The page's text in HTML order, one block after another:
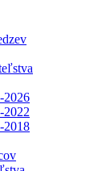
2026
2022
2018